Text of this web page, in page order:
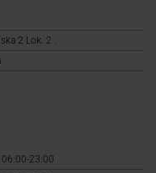
2 Lok. 2 .
06:00-23:00